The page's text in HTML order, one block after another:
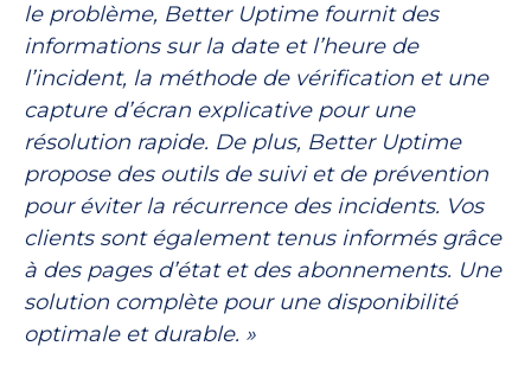
le problème, Better Uptime fournit des
informations sur la date et l’heure de
l’incident, la méthode de vérification et une
capture d’écran explicative pour une
résolution rapide. De plus, Better Uptime
propose des outils de suivi et de prévention
pour éviter la récurrence des incidents. Vos
clients sont également tenus informés grâce
à des pages d’état et des abonnements. Une
solution complète pour une disponibilité
optimale et durable. »